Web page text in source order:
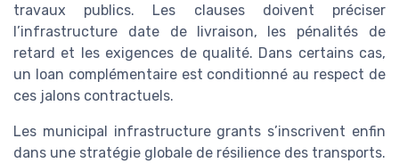
travaux publics. Les clauses doivent préciser
l’infrastructure date de livraison, les pénalités de
retard et les exigences de qualité. Dans certains cas,
un loan complémentaire est conditionné au respect de
ces jalons contractuels.
Les municipal infrastructure grants s’inscrivent enfin
dans une stratégie globale de résilience des transports.